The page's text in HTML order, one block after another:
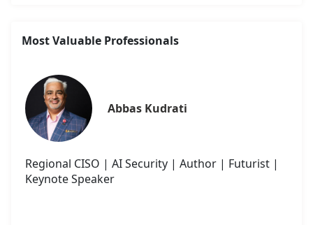
Most Valuable Professionals
Abbas Kudrati
Regional CISO | AI Security | Author | Futurist |
Keynote Speaker